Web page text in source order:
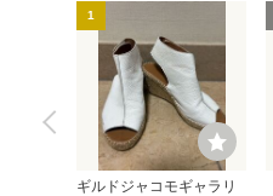
1
ギルドジャコモギャラリ